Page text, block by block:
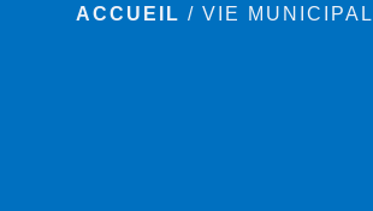
ACCUEIL /VIE